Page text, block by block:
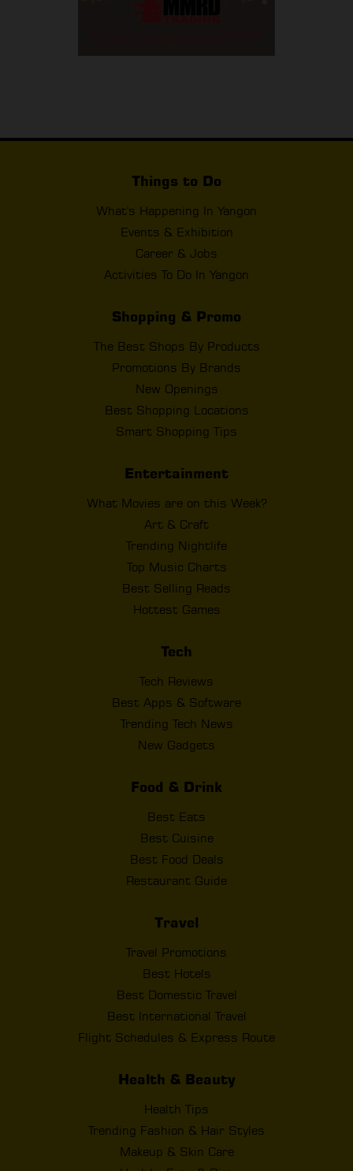
Things to Do
What's Happening In Yangon
Events & Exhibition
Career & Jobs
Activities To Do In Yangon
Shopping & Promo
The Best Shops By Products
Promotions By Brands
New Openings
Best Shopping Locations
Smart Shopping Tips
Entertainment
What Movies are on this Week?
Art & Craft
Trending Nightlife
Top Music Charts
Best Selling Reads
Hottest Games
Tech
Tech Reviews
Best Apps & Software
Trending Tech News
New Gadgets
Food & Drink
Best Eats
Best Cuisine
Best Food Deals
Restaurant Guide
Travel
Travel Promotions
Best Hotels
Best Domestic Travel
Best International Travel
Flight Schedules & Express Route
Health & Beauty
Health Tips
Trending Fashion & Hair Styles
Makeup & Skin Care